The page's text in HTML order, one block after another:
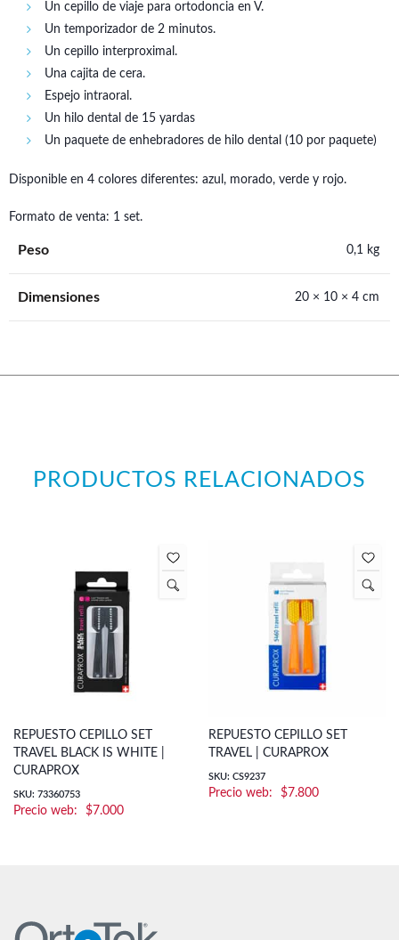
Un cepillo de viaje para ortodoncia en V.
Un temporizador de 2 minutos.
Un cepillo interproximal.
Una cajita de cera.
Espejo intraoral.
Un hilo dental de 15 yardas
Un paquete de enhebradores de hilo dental (10 por paquete)
Disponible en 4 colores diferentes: azul, morado, verde y rojo.
Formato de venta: 1 set.
Peso 0,1 kg
Dimensiones 20 × 10 × 4 cm
PRODUCTOS RELACIONADOS
REPUESTO CEPILLO SET
TRAVEL BLACK IS WHITE |
CURAPROX
SKU: 73360753
$7.000
REPUESTO CEPILLO SET
TRAVEL | CURAPROX
SKU: CS9237
$7.800